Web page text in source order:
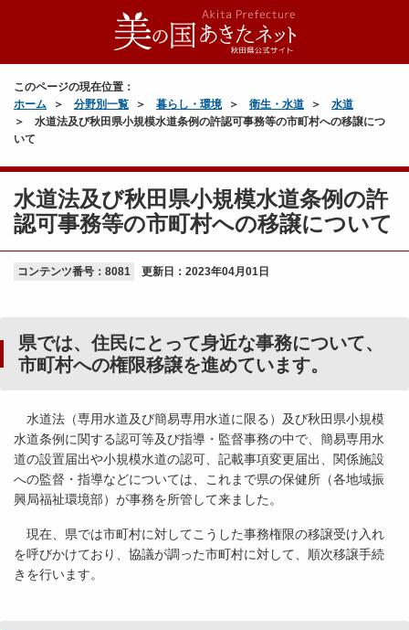
このページの現在位置：
ホーム
分野別一覧 暮らし・環境 衛生・水道
水道
水道法及び秋田県小規模水道条例の許認可事務等の市町村への移譲につ
いて
水道法及び秋田県小規模水道条例の許
認可事務等の市町村への移譲について
コンテンツ番号：8081 更新日： 2023年04月01日
県では、住民にとって身近な事務について、
市町村への権限移譲を進めています。
水道法（専用水道及び簡易専用水道に限る）及び秋田県小規模
水道条例に関する認可等及び指導・監督事務の中で、簡易専用水
道の設置届出や小規模水道の認可、記載事項変更届出、関係施設
への監督・指導などについては、これまで県の保健所（各地域振
興局福祉環境部）が事務を所管して来ました。
現在、県では市町村に対してこうした事務権限の移譲受け入れ
を呼びかけており、協議が調った市町村に対して、順次移譲手続
きを行います。